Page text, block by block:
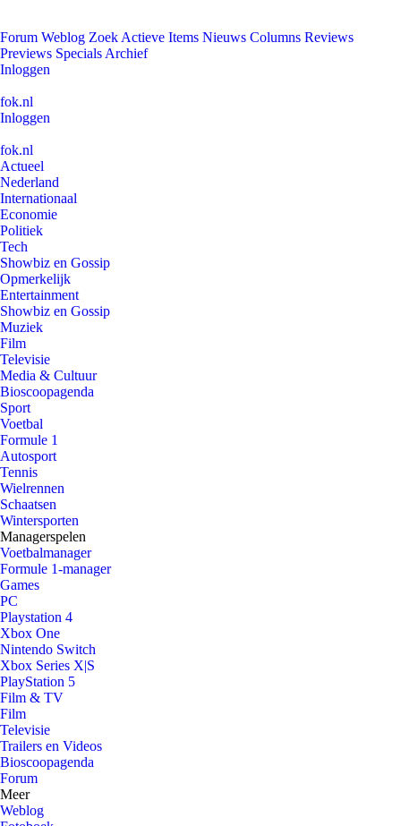
Forum Weblog Zoek Actieve Items Nieuws Columns Reviews
Previews Specials Archief
Inloggen
fok.nl
Inloggen
fok.nl
Actueel
Nederland
Internationaal
Economie
Politiek
Tech
Showbiz en Gossip
Opmerkelijk
Entertainment
Showbiz en Gossip
Muziek
Film
Televisie
Media & Cultuur
Bioscoopagenda
Sport
Voetbal
Formule 1
Autosport
Tennis
Wielrennen
Schaatsen
Wintersporten
Managerspelen
Voetbalmanager
Formule 1-manager
Games
PC
Playstation 4
Xbox One
Nintendo Switch
Xbox Series X|S
PlayStation 5
Film & TV
Film
Televisie
Trailers en Videos
Bioscoopagenda
Forum
Meer
Weblog